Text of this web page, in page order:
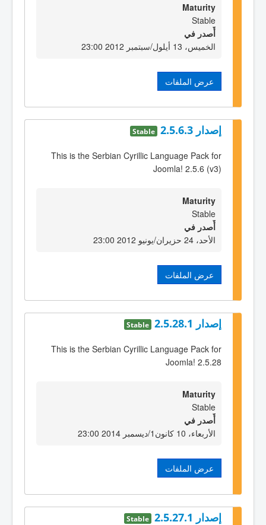
Maturity
Stable
أٌصدر في
الخميس، 13 أيلول/سبتمبر 2012 23:00
عرض الملفات
إصدار 2.5.6.3 Stable
This is the Serbian Cyrillic Language Pack for
Joomla! 2.5.6 (v3)
Maturity
Stable
أٌصدر في
الأحد، 24 حزيران/يونيو 2012 23:00
عرض الملفات
إصدار 2.5.28.1 Stable
This is the Serbian Cyrillic Language Pack for
Joomla! 2.5.28
Maturity
Stable
أٌصدر في
الأربعاء، 10 كانون1/ديسمبر 2014 23:00
عرض الملفات
إصدار 2.5.27.1 Stable